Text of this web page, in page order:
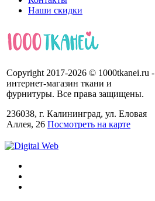
Наши скидки
Copyright 2017-2026 © 1000tkanei.ru -
интернет-магазин ткани и
фурнитуры. Все права защищены.
236038, г. Калининград, ул. Еловая
Аллея, 26 Посмотреть на карте